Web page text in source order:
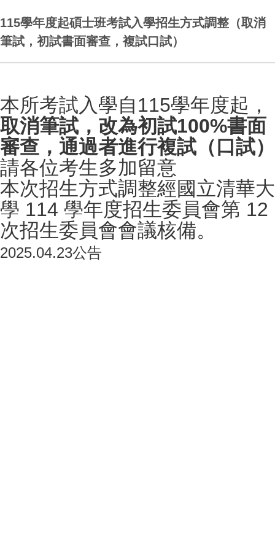
115學年度起碩士班考試入學招生方式調整（取消
筆試，初試書面審查，複試口試）
本所考試入學自115學年度起，
取消筆試，改為初試100%書面
審查，通過者進行複試（口試）
請各位考生多加留意
本次招生方式調整經國立清華大
學 114 學年度招生委員會第 12
次招生委員會會議核備。
2025.04.23公告